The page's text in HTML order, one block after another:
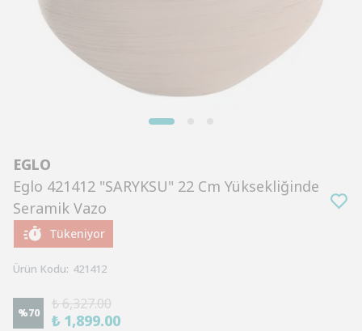
EGLO
Eglo 421412 "SARYKSU" 22 Cm Yüksekliğinde
Seramik Vazo
Tükeniyor
Ürün Kodu: 421412
%70
₺ 6,327.00
₺ 1,899.00